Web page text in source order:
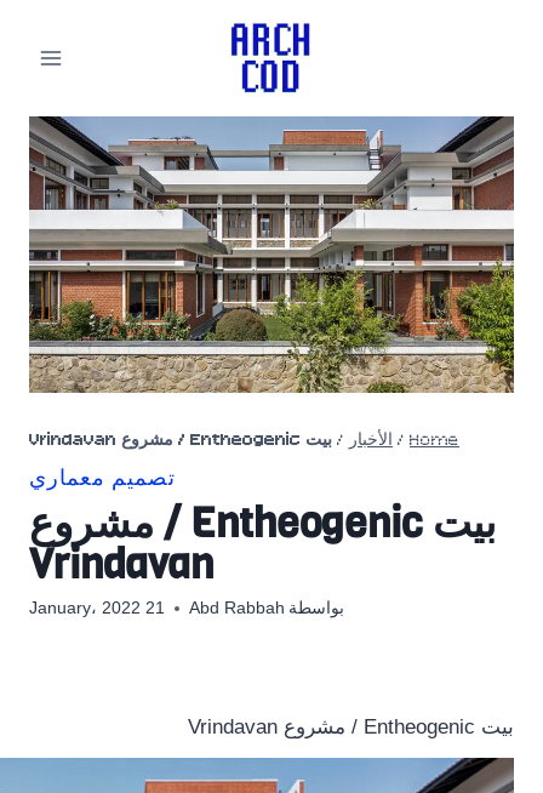
Home
/ الأخبار / بيت Entheogenic / مشروع Vrindavan
تصميم معماري
بيت Entheogenic / مشروع
Vrindavan
بواسطة Abd Rabbah 21 January، 2022
بيت Entheogenic / مشروع Vrindavan